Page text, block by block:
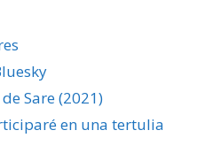
Sare (2021)
en una tertulia